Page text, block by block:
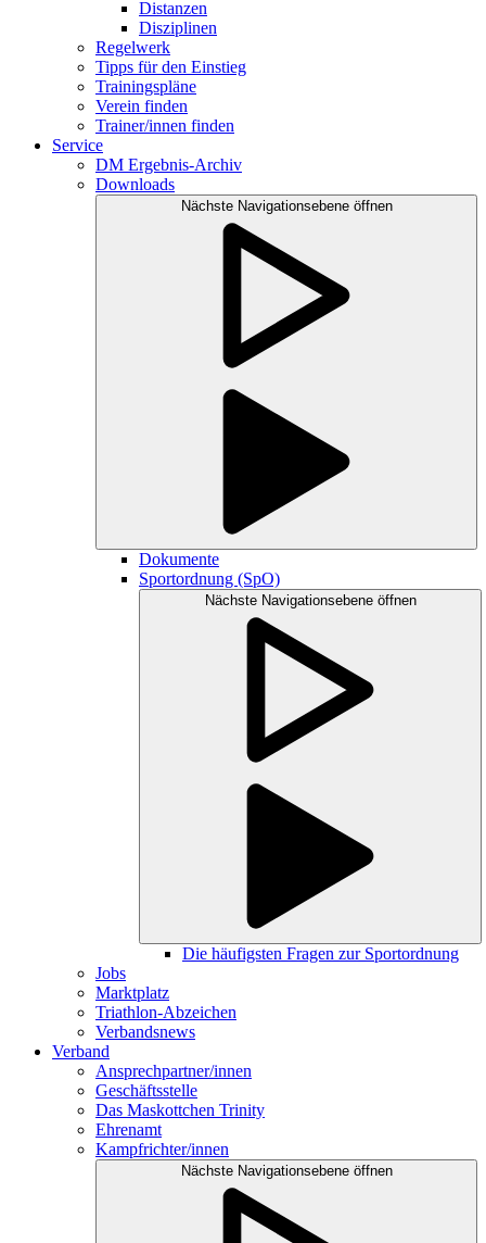
Distanzen
Disziplinen
Regelwerk
Tipps für den Einstieg
Trainingspläne
Verein finden
Trainer/innen finden
Service
DM Ergebnis-Archiv
Downloads
Nächste Navigationsebene öffnen
Dokumente
Sportordnung (SpO)
Nächste Navigationsebene öffnen
Die häufigsten Fragen zur Sportordnung
Jobs
Marktplatz
Triathlon-Abzeichen
Verbandsnews
Verband
Ansprechpartner/innen
Geschäftsstelle
Das Maskottchen Trinity
Ehrenamt
Kampfrichter/innen
Nächste Navigationsebene öffnen